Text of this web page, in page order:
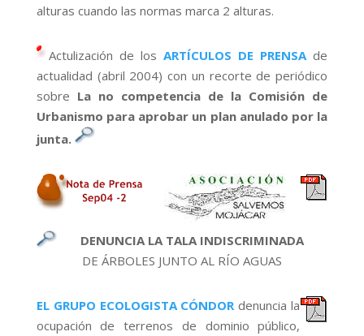
alturas cuando las normas marca 2 alturas.
Actulización de los ARTÍCULOS DE PRENSA de
actualidad (abril 2004) con un recorte de periódico
sobre La no competencia de la Comisión de
Urbanismo para aprobar un plan anulado por la
junta.
DENUNCIA LA TALA INDISCRIMINADA
DE ÁRBOLES JUNTO AL RÍO AGUAS
EL GRUPO ECOLOGISTA CÓNDOR denuncia la
ocupación de terrenos de dominio público,